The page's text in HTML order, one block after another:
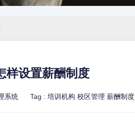
样设置薪酬制度
系统Tag : 培训机构 校区管理 薪酬制度